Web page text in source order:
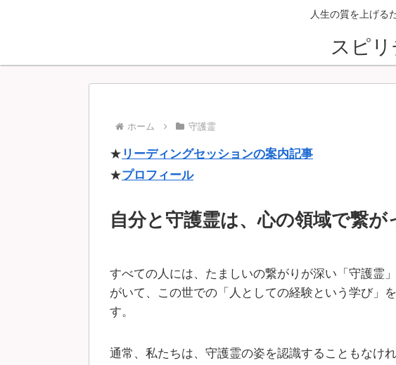
人生の質を上げる
スピ
ホーム 守護霊
★ リーディングセッションの案内記事
★プロフィール
自分と守護霊は、心の領域で繋が
すべての人には、たましいの繋がりが深い「守護霊
がいて、この世での「人としての経験という学び」
す。
通常、私たちは、守護霊の姿を認識することもなけ